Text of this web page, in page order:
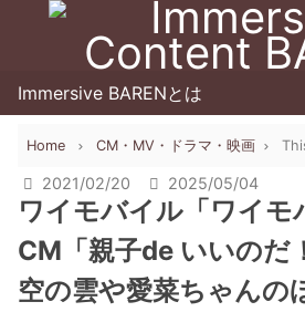
Immersive BARENとは
Home CM・MV・ドラマ・映画
2021/02/20 2025/05/04
ワイモバイル「ワイモ
CM「親子de いいのだ
空の雲や愛菜ちゃんの